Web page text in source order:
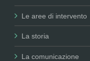
Le aree di intervento
La storia
La comunicazione